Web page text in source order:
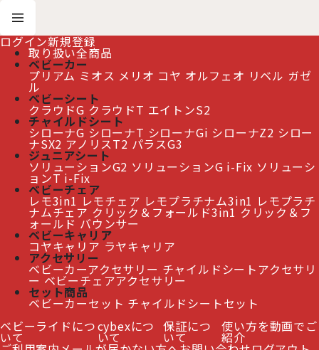
ログイン新規登録
取り扱い全商品
ベビーカー
プリアム ミオス メリオ コヤ オルフェオ リベル ガゼ
ル
ベビーシート
クラウドG クラウドT エイトンS2
チャイルドシート
シローナG シローナT シローナGi シローナZ2 シロー
ナSX2 アノリスT2 パラスG3
ジュニアシート
ソリューションG2 ソリューションG i-Fix ソリューシ
ョンT i-Fix
ベビーチェア
レモ3in1 レモチェア レモプラチナム3in1 レモプラチ
ナムチェア クリック＆フォールド3in1 クリック＆フ
ォールド バウンサー
ベビーキャリア
コヤキャリア ラヤキャリア
アクセサリー
ベビーカーアクセサリー チャイルドシートアクセサリ
ー ベビーチェアアクセサリー
セット商品
ベビーカーセット チャイルドシートセット
ベビーライドにつ
いて
cybexにつ
いて
保証につ
いて
使い方を動画でご
紹介
> クラウドT アイサイズ
≫ 熊本地震の影響によるお届け遅延について
クラウドT アイサイズ